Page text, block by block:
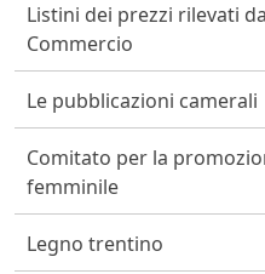
Listini dei prezzi rilevati
Commercio
Le pubblicazioni camerali
Comitato per la
femminile
Legno trentino